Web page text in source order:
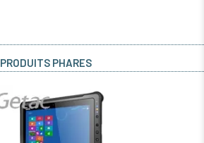
PRODUITS PHARES